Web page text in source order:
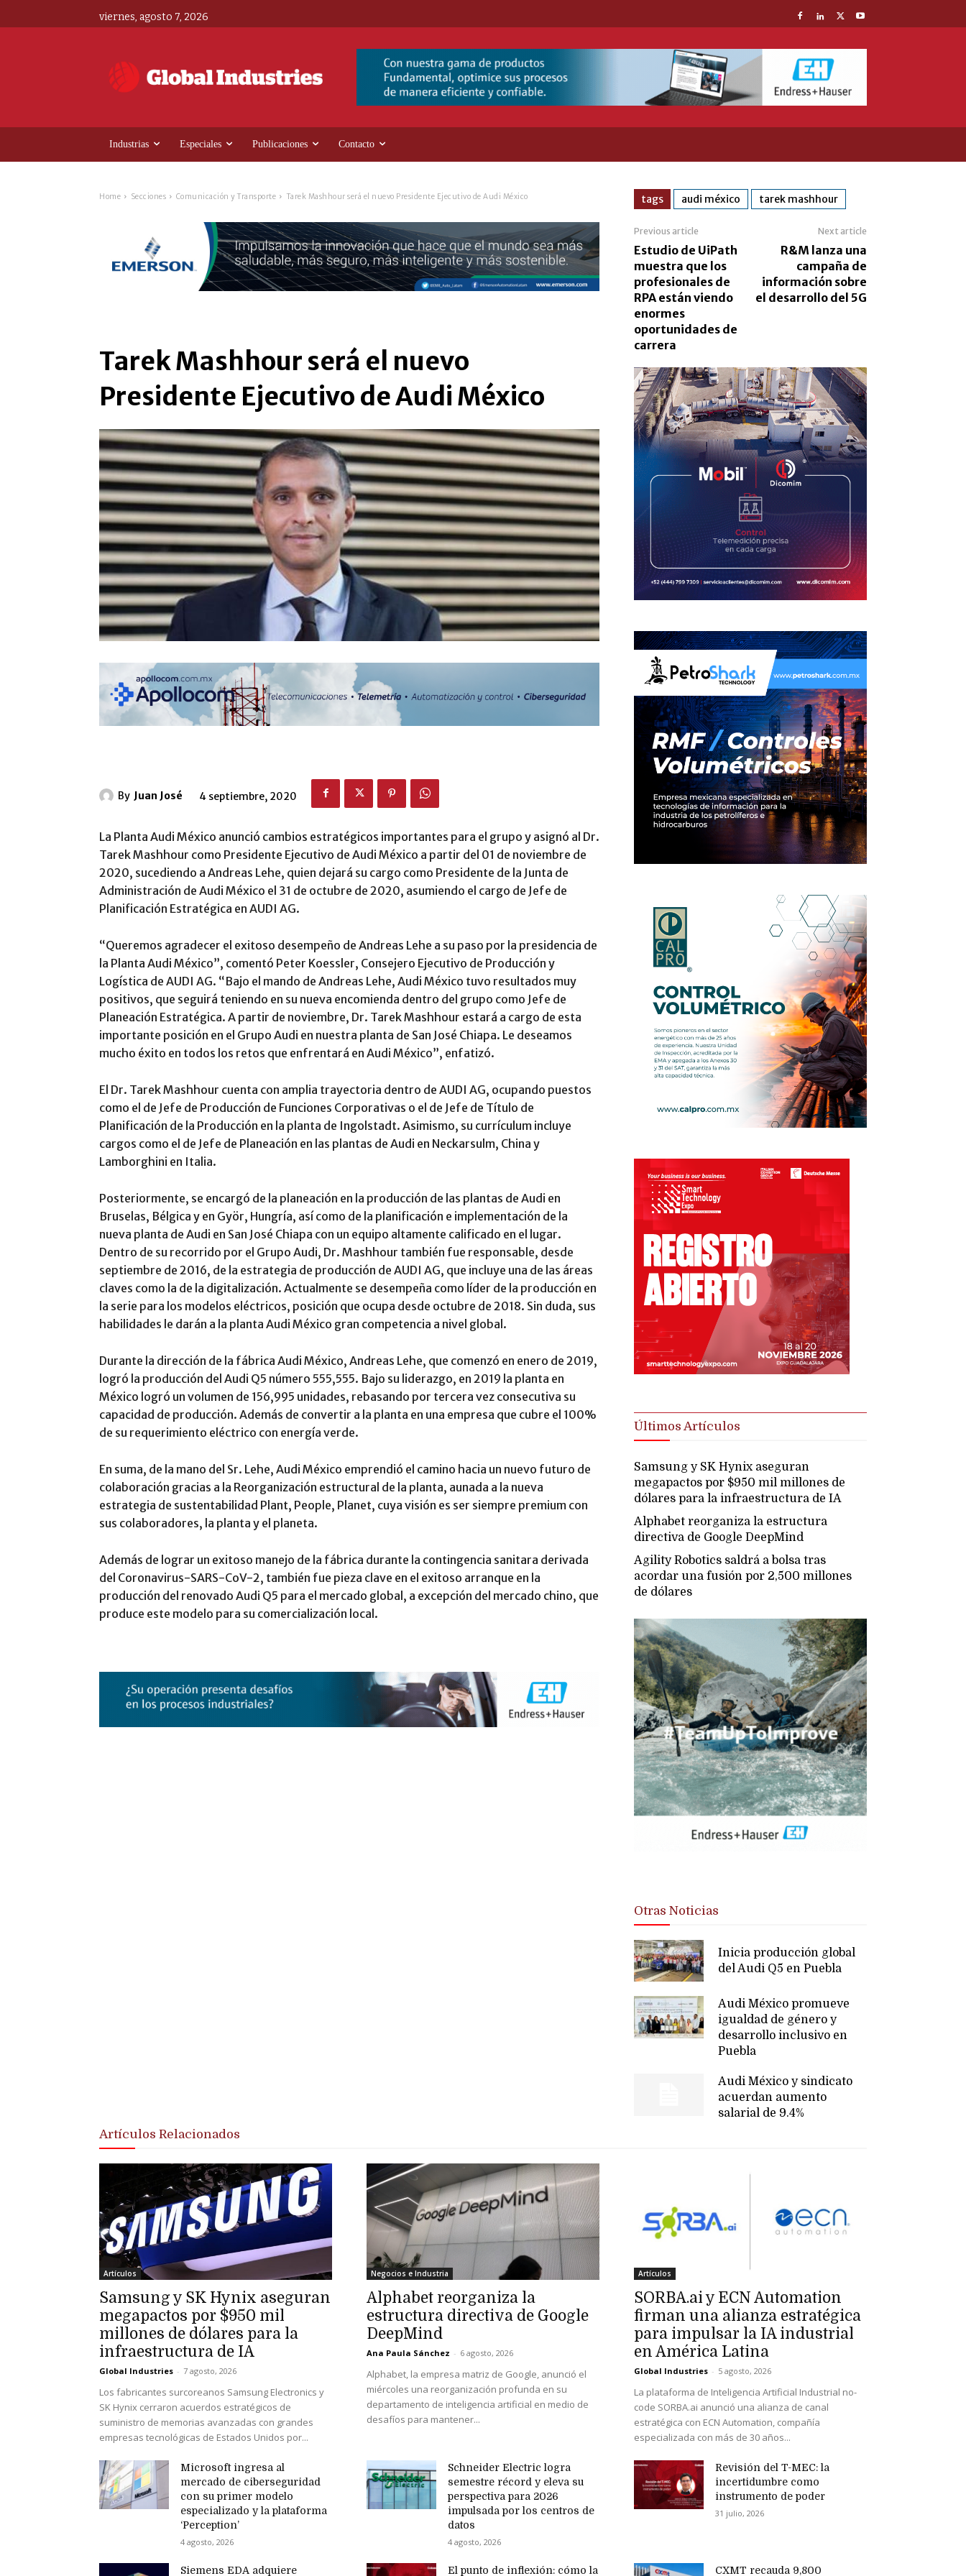
viernes, agosto 7, 2026
Industrias Especiales Publicaciones Contacto
Home Secciones Comunicación y Transporte Tarek Mashhour será el nuevo Presidente Ejecutivo de Audi México
Tarek Mashhour será el nuevo
Presidente Ejecutivo de Audi México
By Juan José 4 septiembre, 2020
La Planta Audi México anunció cambios estratégicos importantes para el grupo y asignó al Dr.
Tarek Mashhour como Presidente Ejecutivo de Audi México a partir del 01 de noviembre de
2020, sucediendo a Andreas Lehe, quien dejará su cargo como Presidente de la Junta de
Administración de Audi México el 31 de octubre de 2020, asumiendo el cargo de Jefe de
Planificación Estratégica en AUDI AG.
“Queremos agradecer el exitoso desempeño de Andreas Lehe a su paso por la presidencia de
la Planta Audi México”, comentó Peter Koessler, Consejero Ejecutivo de Producción y
Logística de AUDI AG. “Bajo el mando de Andreas Lehe, Audi México tuvo resultados muy
positivos, que seguirá teniendo en su nueva encomienda dentro del grupo como Jefe de
Planeación Estratégica. A partir de noviembre, Dr. Tarek Mashhour estará a cargo de esta
importante posición en el Grupo Audi en nuestra planta de San José Chiapa. Le deseamos
mucho éxito en todos los retos que enfrentará en Audi México”, enfatizó.
El Dr. Tarek Mashhour cuenta con amplia trayectoria dentro de AUDI AG, ocupando puestos
como el de Jefe de Producción de Funciones Corporativas o el de Jefe de Título de
Planificación de la Producción en la planta de Ingolstadt. Asimismo, su currículum incluye
cargos como el de Jefe de Planeación en las plantas de Audi en Neckarsulm, China y
Lamborghini en Italia.
Posteriormente, se encargó de la planeación en la producción de las plantas de Audi en
Bruselas, Bélgica y en Györ, Hungría, así como de la planificación e implementación de la
nueva planta de Audi en San José Chiapa con un equipo altamente calificado en el lugar.
Dentro de su recorrido por el Grupo Audi, Dr. Mashhour también fue responsable, desde
septiembre de 2016, de la estrategia de producción de AUDI AG, que incluye una de las áreas
claves como la de la digitalización. Actualmente se desempeña como líder de la producción en
la serie para los modelos eléctricos, posición que ocupa desde octubre de 2018. Sin duda, sus
habilidades le darán a la planta Audi México gran competencia a nivel global.
Durante la dirección de la fábrica Audi México, Andreas Lehe, que comenzó en enero de 2019,
logró la producción del Audi Q5 número 555,555. Bajo su liderazgo, en 2019 la planta en
México logró un volumen de 156,995 unidades, rebasando por tercera vez consecutiva su
capacidad de producción. Además de convertir a la planta en una empresa que cubre el 100%
de su requerimiento eléctrico con energía verde.
En suma, de la mano del Sr. Lehe, Audi México emprendió el camino hacia un nuevo futuro de
colaboración gracias a la Reorganización estructural de la planta, aunada a la nueva
estrategia de sustentabilidad Plant, People, Planet, cuya visión es ser siempre premium con
sus colaboradores, la planta y el planeta.
Además de lograr un exitoso manejo de la fábrica durante la contingencia sanitara derivada
del Coronavirus-SARS-CoV-2, también fue pieza clave en el exitoso arranque en la
producción del renovado Audi Q5 para el mercado global, a excepción del mercado chino, que
produce este modelo para su comercialización local.
tags audi méxico tarek mashhour
Previous article
Estudio de UiPath
muestra que los
profesionales de
RPA están viendo
enormes
oportunidades de
carrera
Next article
R&M lanza una
campaña de
información sobre
el desarrollo del 5G
Últimos Artículos
Samsung y SK Hynix aseguran
megapactos por $950 mil millones de
dólares para la infraestructura de IA
Alphabet reorganiza la estructura
directiva de Google DeepMind
Agility Robotics saldrá a bolsa tras
acordar una fusión por 2,500 millones
de dólares
Otras Noticias
Inicia producción global
del Audi Q5 en Puebla
Audi México promueve
igualdad de género y
desarrollo inclusivo en
Puebla
Audi México y sindicato
acuerdan aumento
salarial de 9.4%
Artículos Relacionados
Artículos
Samsung y SK Hynix aseguran
megapactos por $950 mil
millones de dólares para la
infraestructura de IA
Global Industries - 7 agosto, 2026
Los fabricantes surcoreanos Samsung Electronics y
SK Hynix cerraron acuerdos estratégicos de
suministro de memorias avanzadas con grandes
empresas tecnológicas de Estados Unidos por...
Negocios e Industria
Alphabet reorganiza la
estructura directiva de Google
DeepMind
Ana Paula Sánchez - 6 agosto, 2026
Alphabet, la empresa matriz de Google, anunció el
miércoles una reorganización profunda en su
departamento de inteligencia artificial en medio de
desafíos para mantener...
Artículos
SORBA.ai y ECN Automation
firman una alianza estratégica
para impulsar la IA industrial
en América Latina
Global Industries - 5 agosto, 2026
La plataforma de Inteligencia Artificial Industrial no-
code SORBA.ai anunció una alianza de canal
estratégica con ECN Automation, compañía
especializada con más de 30 años...
Microsoft ingresa al
mercado de ciberseguridad
con su primer modelo
especializado y la plataforma
‘Perception’
4 agosto, 2026
Schneider Electric logra
semestre récord y eleva su
perspectiva para 2026
impulsada por los centros de
datos
4 agosto, 2026
Revisión del T-MEC: la
incertidumbre como
instrumento de poder
31 julio, 2026
Siemens EDA adquiere El punto de inflexión: cómo la CXMT recauda 9,800